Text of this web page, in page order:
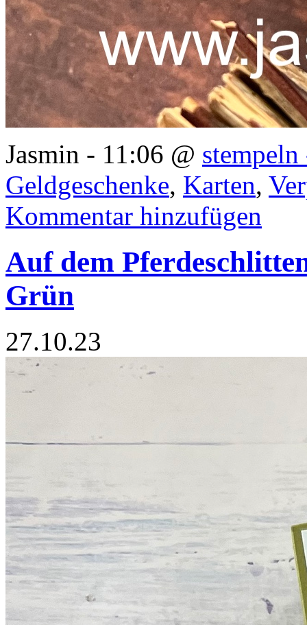
Jasmin - 11:06 @
Geldgeschenke, Karten,
Kommentar hinzufügen
Auf dem
Grün
27.10.23